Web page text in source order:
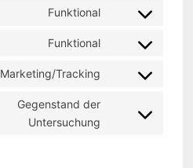
wordpress
Funktional
Consent
complianz
Funktional
Consent
google-
Marketing/Tracking
Consent
service
Gegenstand der
Untersuchung
Consent